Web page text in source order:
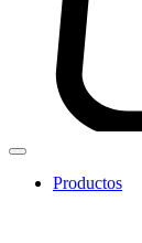
Productos